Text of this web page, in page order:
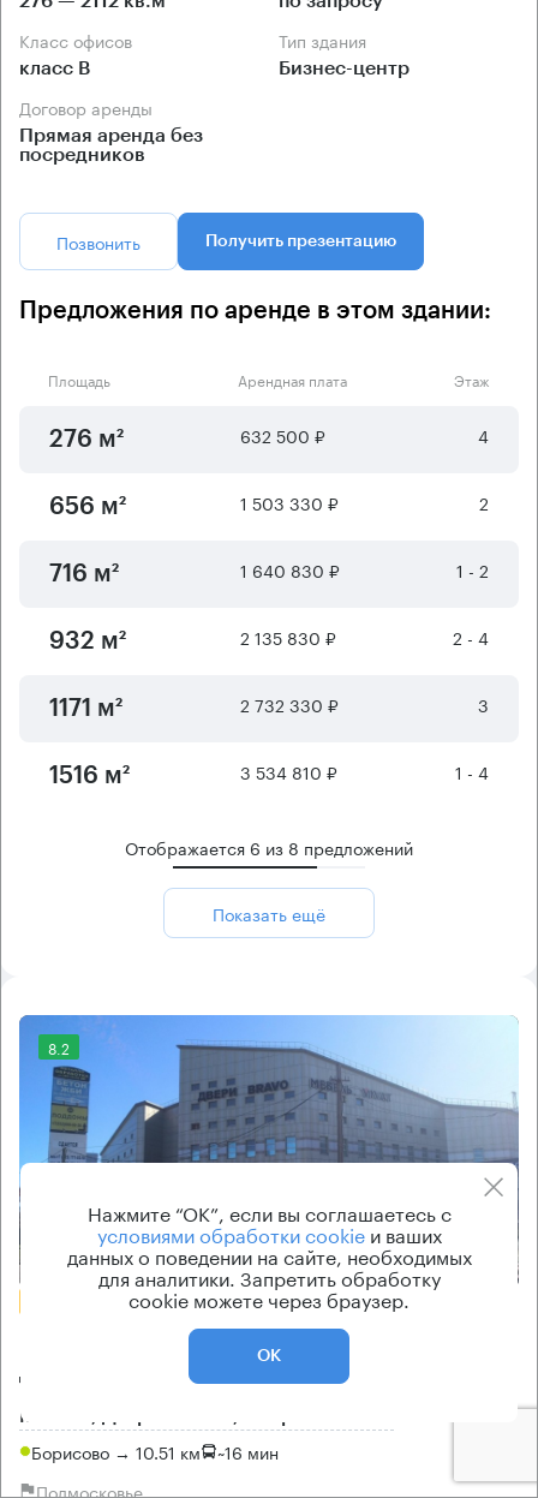
Класс офисов
класс B
Тип здания
Бизнес-центр
Договор аренды
Прямая аренда без
посредников
Позвонить Получить презентацию
Предложения по аренде в этом здании:
Площадь Арендная плата Этаж
276 м² 632 500 ₽ 4
656 м² 1 503 330 ₽ 2
716 м² 1 640 830 ₽ 1 - 2
932 м² 2 135 830 ₽ 2 - 4
1171 м² 2 732 330 ₽ 3
1516 м² 3 534 810 ₽ 1 - 4
Отображается 6 из 8 предложений
Показать ещё
8.2
Еще фото
БЕЗ КОМИССИИ
Дзержинский Энергетиков 22
Москва, Дзержинский, Энергетиков 22
Борисово → 10.51 км ~16 мин
Подмосковье
Нажмите “ОК”, если вы соглашаетесь с
условиями обработки cookieи ваших
данных о поведении на сайте, необходимых
для аналитики. Запретить обработку
cookie можете через браузер.
ОК